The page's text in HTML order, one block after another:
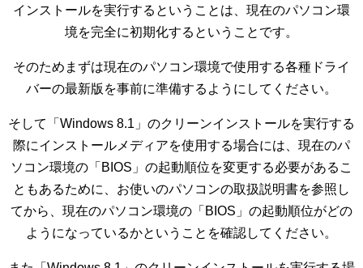
インストールを実行するということは、現在のパソコン環
境を完全に初期化するということです。
そのためまずは現在のパソコン環境で使用する各種ドライ
バーの最新版を事前に準備するようにしてください。
そして「Windows 8.1」のクリーンインストールを実行する
際にインストールメディアを使用する場合には、現在のパ
ソコン環境の「BIOS」の起動順位を変更する必要があるこ
ともあるために、お使いのパソコンの取扱説明書を参照し
てから、現在のパソコン環境の「BIOS」の起動順位がどの
ようになっているかということを確認してください。